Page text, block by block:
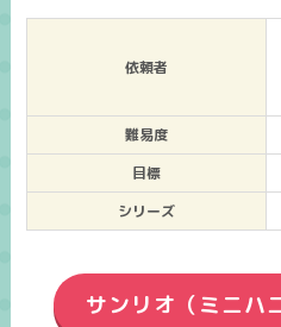
依頼者
難易度
目標
シリーズ
サンリオ（ミニハ